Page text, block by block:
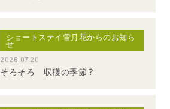
ショートステイ雪月花からのお知ら
せ
2026.07.20
そろそろ 収穫の季節？